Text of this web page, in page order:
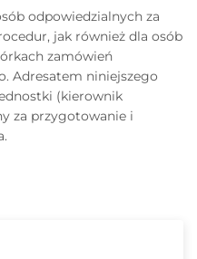
odpowiedzialnych za
jak również dla osób
zamówień
Adresatem niniejszego
(kierownik
za przygotowanie i